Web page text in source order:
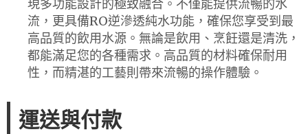
現多功能設計的極致融合。不僅能提供流暢的水
流，更具備RO逆滲透純水功能，確保您享受到最
高品質的飲用水源。無論是飲用、烹飪還是清洗，
都能滿足您的各種需求。高品質的材料確保耐用
性，而精湛的工藝則帶來流暢的操作體驗。
運送與付款